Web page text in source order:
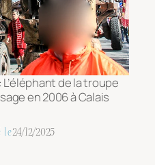
de la troupe
en 2006 à Calais
le24/12/2025